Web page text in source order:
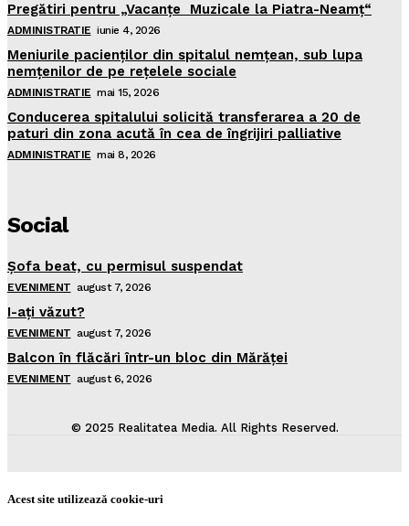
Pregătiri pentru „Vacanţe Muzicale la Piatra-Neamţ“
ADMINISTRATIE iunie 4, 2026
Meniurile pacienţilor din spitalul nemţean, sub lupa
nemţenilor de pe reţelele sociale
ADMINISTRATIE mai 15, 2026
Conducerea spitalului solicită transferarea a 20 de
paturi din zona acută în cea de îngrijiri palliative
ADMINISTRATIE mai 8, 2026
Social
Şofa beat, cu permisul suspendat
EVENIMENT august 7, 2026
I-aţi văzut?
EVENIMENT august 7, 2026
Balcon în flăcări într-un bloc din Mărăţei
EVENIMENT august 6, 2026
© 2025 Realitatea Media. All Rights Reserved.
Acest site utilizează cookie-uri